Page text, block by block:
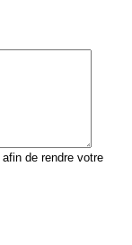
afin de rendre votre